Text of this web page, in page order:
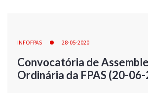
INFOFPAS 28-05-2020
Convocatória de
Ordinária da FPAS (20-